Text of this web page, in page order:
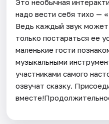
Это необычная
надо вести себя тихо —
Ведь каждый звук
только постараться ее
маленькие гости
музыкальными
участниками самого
озвучат сказку.